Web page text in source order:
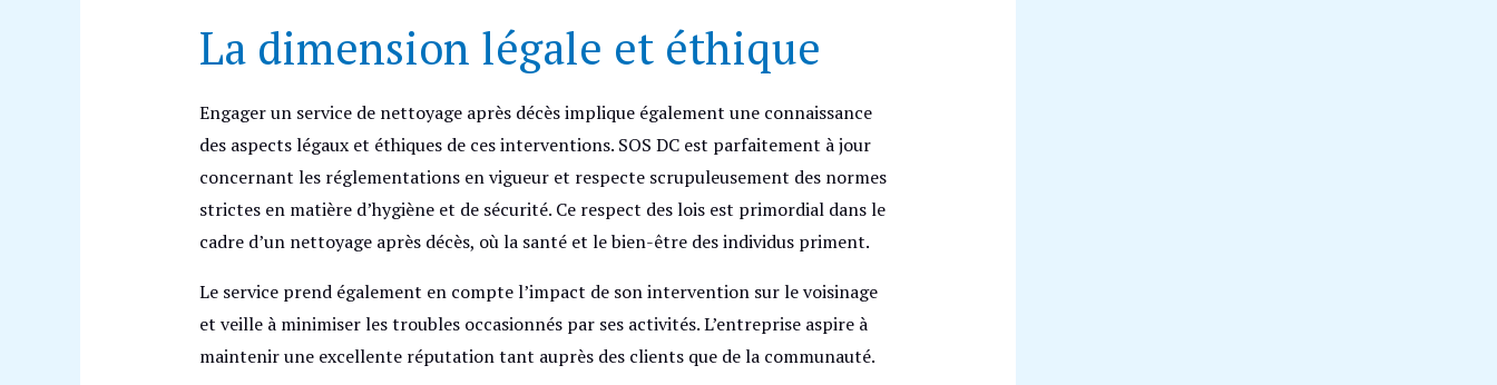
La dimension légale et éthique
Engager un service de nettoyage après décès implique également une connaissance
des aspects légaux et éthiques de ces interventions. SOS DC est parfaitement à jour
concernant les réglementations en vigueur et respecte scrupuleusement des normes
strictes en matière d’hygiène et de sécurité. Ce respect des lois est primordial dans le
cadre d’un nettoyage après décès, où la santé et le bien-être des individus priment.
Le service prend également en compte l’impact de son intervention sur le voisinage
et veille à minimiser les troubles occasionnés par ses activités. L’entreprise aspire à
maintenir une excellente réputation tant auprès des clients que de la communauté.